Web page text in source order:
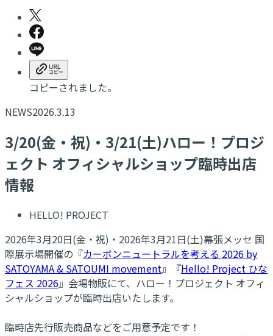
コピーされました。
NEWS2026.3.13
3/20(金・祝)・3/21(土)ハロー！プロジ
ェクト オフィシャルショップ臨時出店
情報
HELLO! PROJECT
2026年3月20日(金・祝)・2026年3月21日(土)幕張メッセ 国
際展示場開催の『カーボンニュートラルを考える 2026 by
SATOYAMA & SATOUMI movement』『Hello! Project ひな
フェス 2026』会場物販にて、ハロー！プロジェクト オフィ
シャルショップが臨時出店いたします。
臨時店先行販売商品などをご用意予定です！